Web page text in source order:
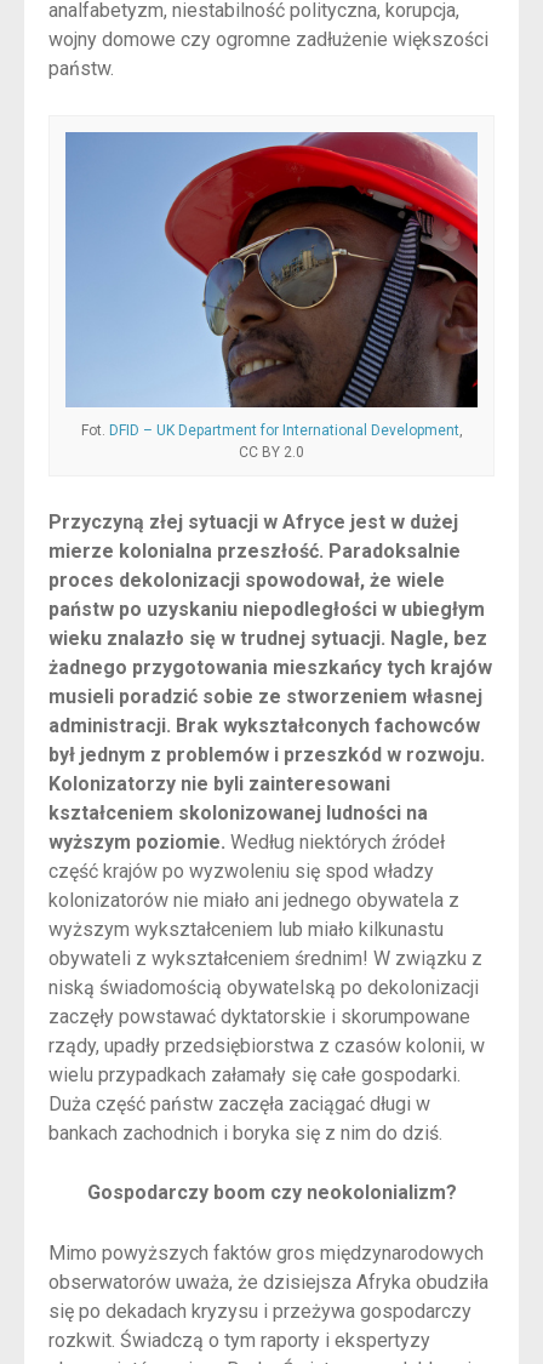
analfabetyzm, niestabilność polityczna, korupcja,
wojny domowe czy ogromne zadłużenie większości
państw.
Fot. DFID – UK Department for International Development,
CC BY 2.0
Przyczyną złej sytuacji w Afryce jest w dużej
mierze kolonialna przeszłość. Paradoksalnie
proces dekolonizacji spowodował, że wiele
państw po uzyskaniu niepodległości w ubiegłym
wieku znalazło się w trudnej sytuacji. Nagle, bez
żadnego przygotowania mieszkańcy tych krajów
musieli poradzić sobie ze stworzeniem własnej
administracji. Brak wykształconych fachowców
był jednym z problemów i przeszkód w rozwoju.
Kolonizatorzy nie byli zainteresowani
kształceniem skolonizowanej ludności na
wyższym poziomie. Według niektórych źródeł
część krajów po wyzwoleniu się spod władzy
kolonizatorów nie miało ani jednego obywatela z
wyższym wykształceniem lub miało kilkunastu
obywateli z wykształceniem średnim! W związku z
niską świadomością obywatelską po dekolonizacji
zaczęły powstawać dyktatorskie i skorumpowane
rządy, upadły przedsiębiorstwa z czasów kolonii, w
wielu przypadkach załamały się całe gospodarki.
Duża część państw zaczęła zaciągać długi w
bankach zachodnich i boryka się z nim do dziś.
Gospodarczy boom czy neokolonializm?
Mimo powyższych faktów gros międzynarodowych
obserwatorów uważa, że dzisiejsza Afryka obudziła
się po dekadach kryzysu i przeżywa gospodarczy
rozkwit. Świadczą o tym raporty i ekspertyzy